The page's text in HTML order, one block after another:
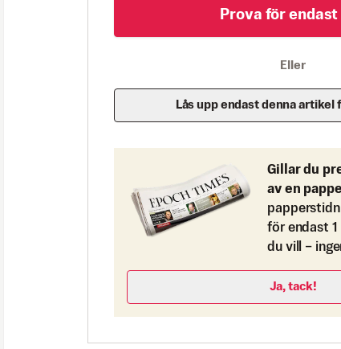
Prova för endast
Eller
Lås upp endast denna artikel
Gillar du
av en
för endast 1
du vill –
Ja, tack!